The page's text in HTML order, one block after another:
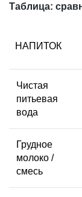
Таблица:
НАПИТОК
Чистая
питьевая
вода
Грудное
молоко /
смесь